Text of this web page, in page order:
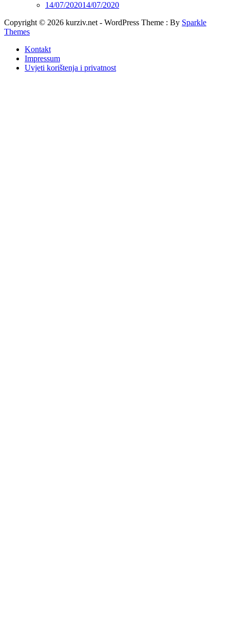
14/07/202014/07/2020
Copyright © 2026 kurziv.net - WordPress Theme : By Sparkle
Themes
Kontakt
Impressum
Uvjeti korištenja i privatnost